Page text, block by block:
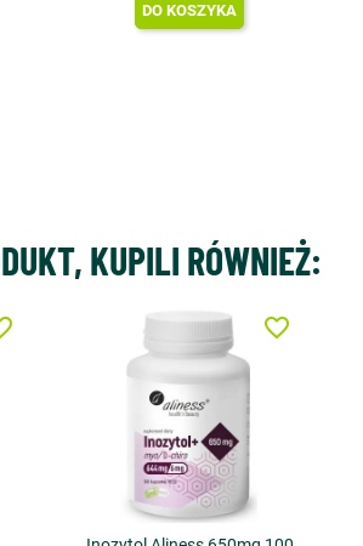
DO KOSZYKA
KUPILI RÓWNIEŻ:
favorite_border